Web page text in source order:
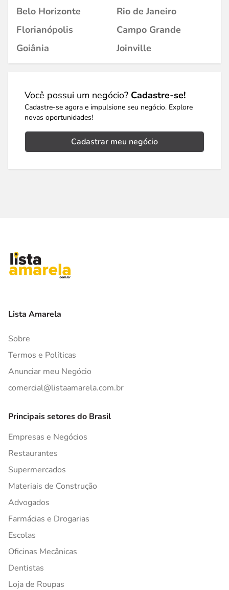
Belo Horizonte
Rio de Janeiro
Florianópolis
Campo Grande
Goiânia
Joinville
Você possui um negócio? Cadastre-se!
Cadastre-se agora e impulsione seu negócio. Explore
novas oportunidades!
Cadastrar meu negócio
Lista Amarela
Sobre
Termos e Políticas
Anunciar meu Negócio
comercial@listaamarela.com.br
Principais setores do Brasil
Empresas e Negócios
Restaurantes
Supermercados
Materiais de Construção
Advogados
Farmácias e Drogarias
Escolas
Oficinas Mecânicas
Dentistas
Loja de Roupas